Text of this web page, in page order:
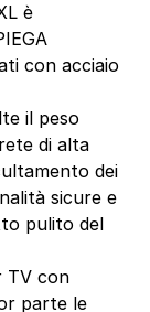
è
con acciaio
il peso
di alta
dei
sicure e
pulito del
TV con
parte le